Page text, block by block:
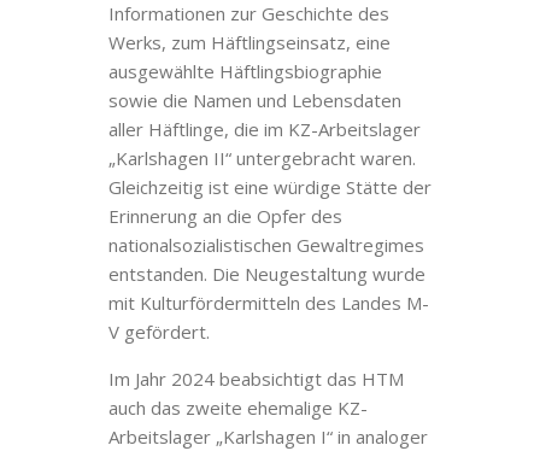
Informationen zur Geschichte des
Werks, zum Häftlingseinsatz, eine
ausgewählte Häftlingsbiographie
sowie die Namen und Lebensdaten
aller Häftlinge, die im KZ-Arbeitslager
„Karlshagen II“ untergebracht waren.
Gleichzeitig ist eine würdige Stätte der
Erinnerung an die Opfer des
nationalsozialistischen Gewaltregimes
entstanden. Die Neugestaltung wurde
mit Kulturfördermitteln des Landes M-
V gefördert.
Im Jahr 2024 beabsichtigt das HTM
auch das zweite ehemalige KZ-
Arbeitslager „Karlshagen I“ in analoger